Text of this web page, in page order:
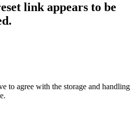
link appears to be
to agree with the storage and handling